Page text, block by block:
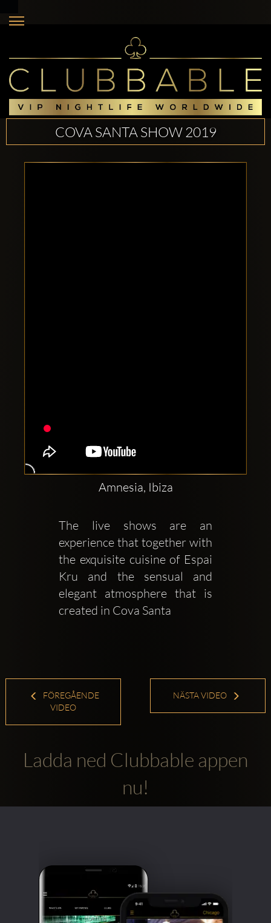
konton
COVA SANTA SHOW 2019
Amnesia, Ibiza
The live shows are an
experience that together with
the exquisite cuisine of Espai
Kru and the sensual and
elegant atmosphere that is
created in Cova Santa
FÖREGÅENDE
VIDEO
NÄSTA VIDEO
Ladda ned Clubbable appen
nu!